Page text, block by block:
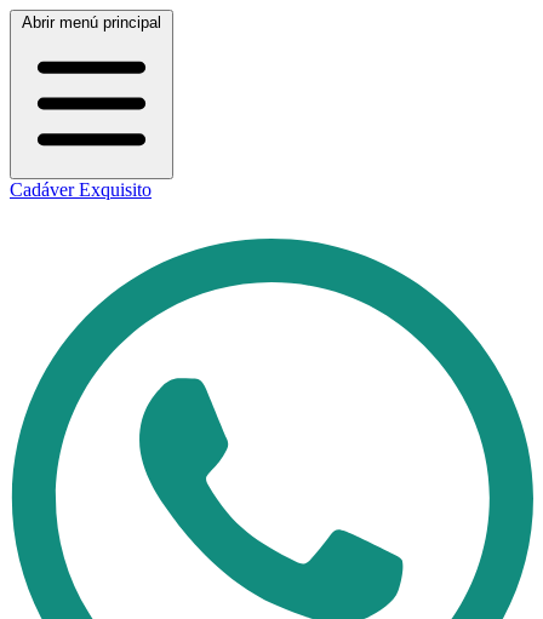
Abrir menú principal
Cadáver Exquisito